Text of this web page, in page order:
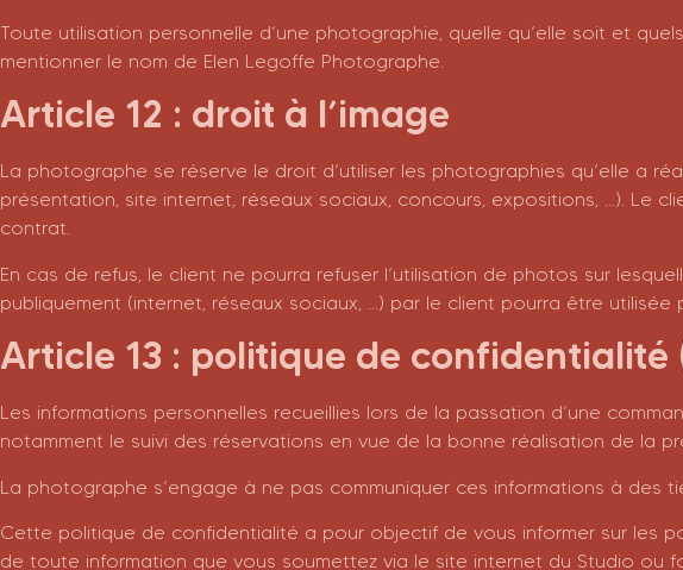
Toute utilisation personnelle d’une photographie, quelle qu’elle soit et
mentionner le nom de Elen Legoffe Photographe.
Article 12 : droit à l’image
La photographe se réserve le droit d’utiliser les photographies qu’elle a
présentation, site internet, réseaux sociaux, concours, expositions, …). Le
contrat.
En cas de refus, le client ne pourra refuser l’utilisation de photos sur
publiquement (internet, réseaux sociaux, …) par le client pourra être utilisée
Article 13 : politique de confidentialité
Les informations personnelles recueillies lors de la passation d’une
notamment le suivi des réservations en vue de la bonne réalisation de la
La photographe s’engage à ne pas communiquer ces informations à des
Cette politique de confidentialité a pour objectif de vous informer sur les
de toute information que vous soumettez via le site internet du Studio